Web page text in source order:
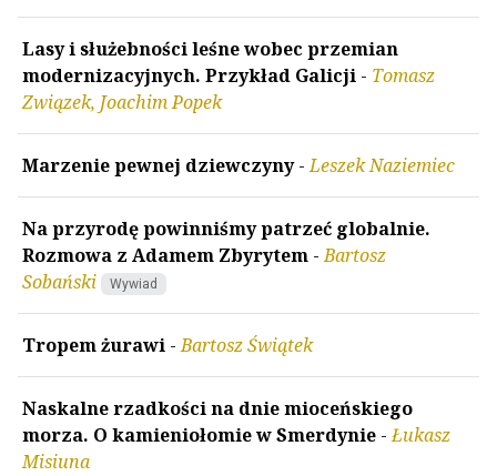
Lasy i służebności leśne wobec przemian
modernizacyjnych. Przykład Galicji - Tomasz
Związek, Joachim Popek
Marzenie pewnej dziewczyny-Leszek Naziemiec
Na przyrodę powinniśmy patrzeć globalnie.
Rozmowa z Adamem Zbyrytem -Bartosz
Sobański
Wywiad
Tropem żurawi -Bartosz Świątek
Naskalne rzadkości na dnie mioceńskiego
morza. O kamieniołomie w Smerdynie -Łukasz
Misiuna